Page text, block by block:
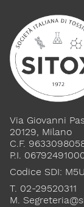
Via Giovanni
20129, Milano
C.F.
P.I.
Codice SDI:
T. 02-29520311
M.
dimenticanze o
o in quelle cui si
Per maggiori
Dona il 5 per